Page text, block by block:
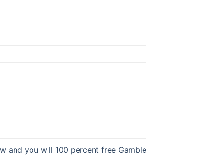
and you will 100 percent free Gamble